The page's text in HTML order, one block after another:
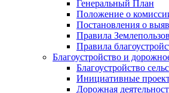
Генеральный План
Положение о
Постановления о
Правила
Правила
Благоустройство и
Благоустройство
Инициативные
Дорожная